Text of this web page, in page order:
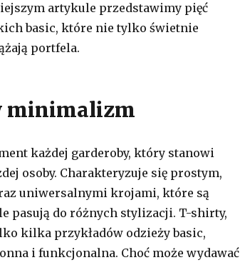
artykule przedstawimy pięć
basic, które nie tylko świetnie
portfela.
minimalizm
każdej garderoby, który stanowi
osoby. Charakteryzuje się prostym,
uniwersalnymi krojami, które są
pasują do różnych stylizacji. T-shirty,
kilka przykładów odzieży basic,
i funkcjonalna. Choć może wydawać